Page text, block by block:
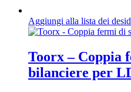
Aggiungi alla lista dei
Toorx – Coppia
bilanciere per